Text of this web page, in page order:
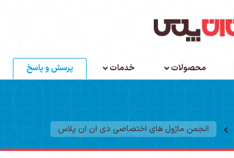
محصولات خدمات پرسش و پاسخ
انجمن ماژول های اختصاصی دی ان ان پلاس